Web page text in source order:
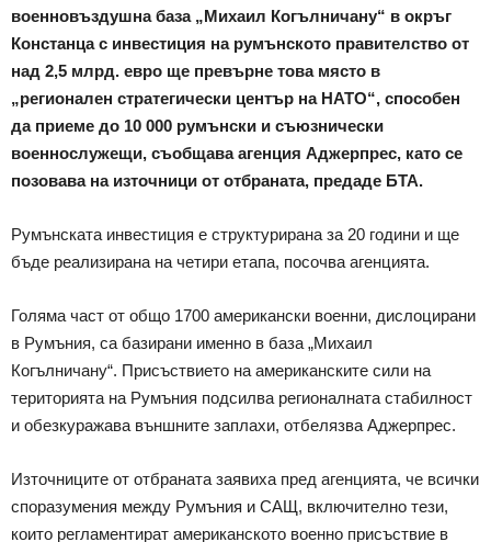
военновъздушна база „Михаил Когълничану“ в окръг
Констанца с инвестиция на румънското правителство от
над 2,5 млрд. евро ще превърне това място в
„регионален стратегически център на НАТО“, способен
да приеме до 10 000 румънски и съюзнически
военнослужещи, съобщава агенция Аджерпрес, като се
позовава на източници от отбраната, предаде БТА.
Румънската инвестиция е структурирана за 20 години и ще
бъде реализирана на четири етапа, посочва агенцията.
Голяма част от общо 1700 американски военни, дислоцирани
в Румъния, са базирани именно в база „Михаил
Когълничану“. Присъствието на американските сили на
територията на Румъния подсилва регионалната стабилност
и обезкуражава външните заплахи, отбелязва Аджерпрес.
Източниците от отбраната заявиха пред агенцията, че всички
споразумения между Румъния и САЩ, включително тези,
които регламентират американското военно присъствие в